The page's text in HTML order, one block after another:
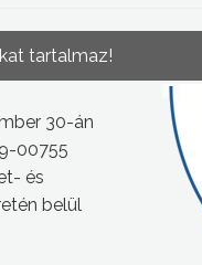
tartalmaz!
30-án
00755
és
belül